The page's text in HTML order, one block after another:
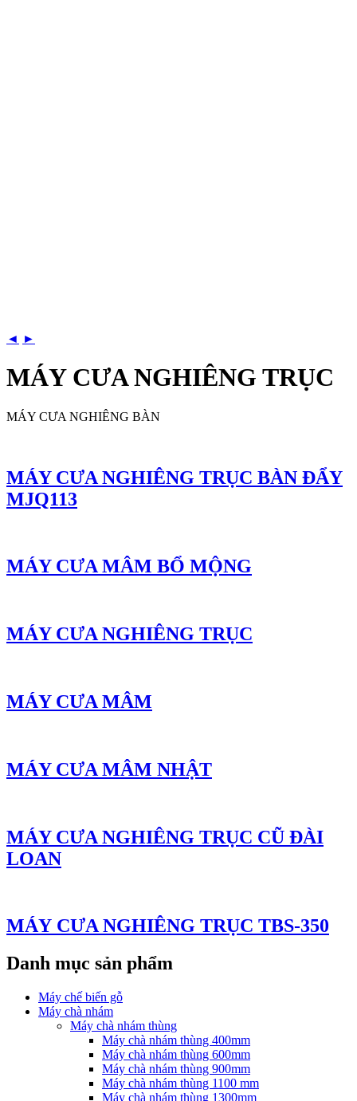
◄ ►
MÁY CƯA NGHIÊNG TRỤC
MÁY CƯA NGHIÊNG BÀN
MÁY CƯA NGHIÊNG TRỤC BÀN ĐẨY
MJQ113
MÁY CƯA MÂM BỔ MỘNG
MÁY CƯA NGHIÊNG TRỤC
MÁY CƯA MÂM
MÁY CƯA MÂM NHẬT
MÁY CƯA NGHIÊNG TRỤC CŨ ĐÀI
LOAN
MÁY CƯA NGHIÊNG TRỤC TBS-350
Danh mục sản phẩm
Máy chế biến gỗ
Máy chà nhám
Máy chà nhám thùng
Máy chà nhám thùng 400mm
Máy chà nhám thùng 600mm
Máy chà nhám thùng 900mm
Máy chà nhám thùng 1100 mm
Máy chà nhám thùng 1300mm